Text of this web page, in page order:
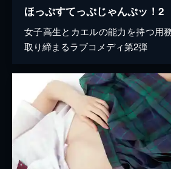
ほっぷすてっぷじゃんぷッ！2
女子高生とカエルの能力を持つ用
取り締まるラブコメディ第2弾